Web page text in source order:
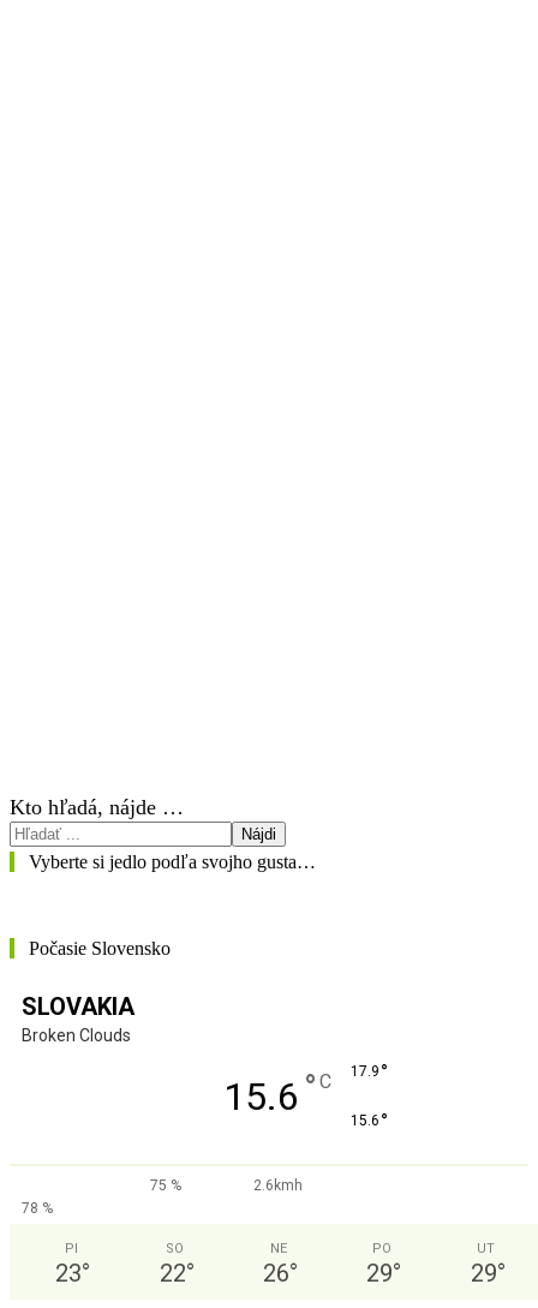
Kto hľadá, nájde …
Nájdi
Vyberte si jedlo podľa svojho gusta…
Počasie Slovensko
SLOVAKIA
Broken Clouds
15.6 ° C 17.9 °
15.6 °
75 %
2.6kmh
78 %
PI
23°
SO
22°
NE
26°
PO
29°
UT
29°